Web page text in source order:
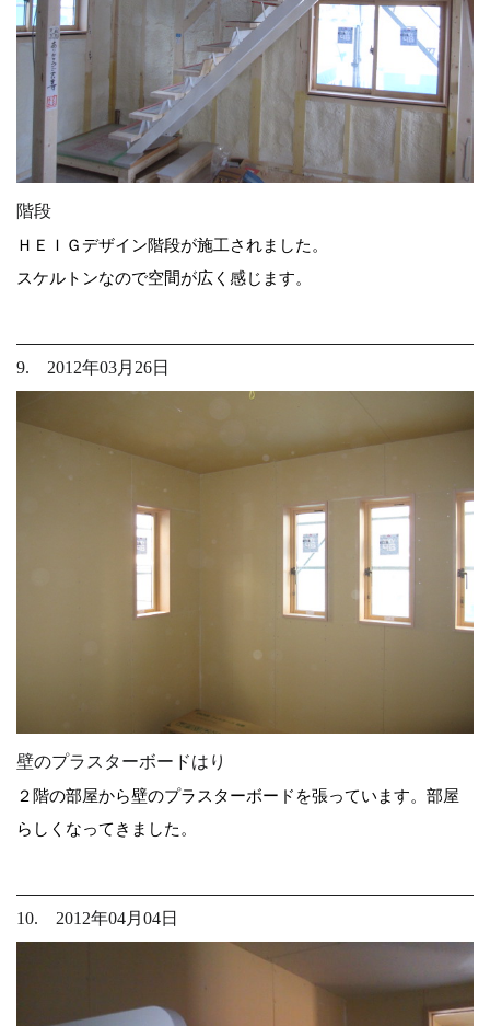
階段
ＨＥＩＧデザイン階段が施工されました。
スケルトンなので空間が広く感じます。
9. 2012年03月26日
壁のプラスターボードはり
２階の部屋から壁のプラスターボードを張っています。部屋
らしくなってきました。
10. 2012年04月04日